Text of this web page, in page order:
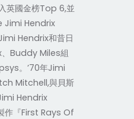
英國金榜Top 6,並
Jimi Hendrix
Hendrix和昔日
、Buddy Miles組
。’70年Jimi
Mitchell,與貝斯
Hendrix
作『First Rays Of